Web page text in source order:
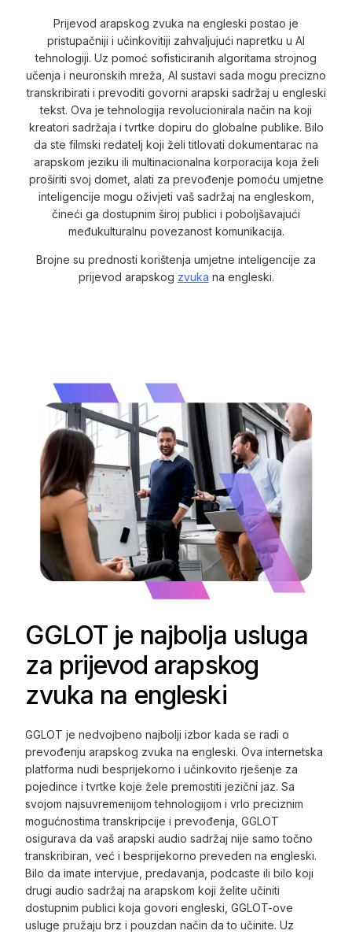
Prijevod arapskog zvuka na engleski postao je
pristupačniji i učinkovitiji zahvaljujući napretku u AI
tehnologiji. Uz pomoć sofisticiranih algoritama strojnog
učenja i neuronskih mreža, AI sustavi sada mogu precizno
transkribirati i prevoditi govorni arapski sadržaj u engleski
tekst. Ova je tehnologija revolucionirala način na koji
kreatori sadržaja i tvrtke dopiru do globalne publike. Bilo
da ste filmski redatelj koji želi titlovati dokumentarac na
arapskom jeziku ili multinacionalna korporacija koja želi
proširiti svoj domet, alati za prevođenje pomoću umjetne
inteligencije mogu oživjeti vaš sadržaj na engleskom,
čineći ga dostupnim široj publici i poboljšavajući
međukulturalnu povezanost komunikacija.
Brojne su prednosti korištenja umjetne inteligencije za
prijevod arapskog zvuka na engleski.
GGLOT je najbolja usluga
za prijevod arapskog
zvuka na engleski
GGLOT je nedvojbeno najbolji izbor kada se radi o
prevođenju arapskog zvuka na engleski. Ova internetska
platforma nudi besprijekorno i učinkovito rješenje za
pojedince i tvrtke koje žele premostiti jezični jaz. Sa
svojom najsuvremenijom tehnologijom i vrlo preciznim
mogućnostima transkripcije i prevođenja, GGLOT
osigurava da vaš arapski audio sadržaj nije samo točno
transkribiran, već i besprijekorno preveden na engleski.
Bilo da imate intervjue, predavanja, podcaste ili bilo koji
drugi audio sadržaj na arapskom koji želite učiniti
dostupnim publici koja govori engleski, GGLOT-ove
usluge pružaju brz i pouzdan način da to učinite. Uz